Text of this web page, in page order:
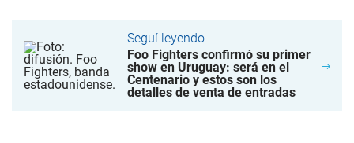
Seguí leyendo
Foo Fighters confirmó su primer
show en Uruguay: será en el
Centenario y estos son los
detalles de venta de entradas